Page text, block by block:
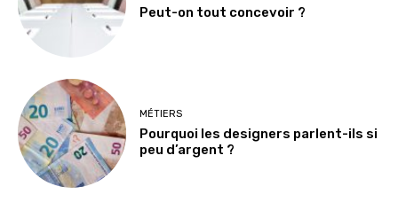
Peut-on tout concevoir ?
MÉTIERS
Pourquoi les designers parlent-ils si
peu d’argent ?